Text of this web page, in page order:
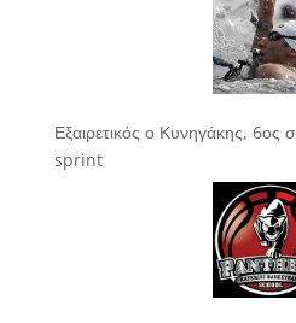
Εξαιρετικός ο Κυνηγάκης,
sprint